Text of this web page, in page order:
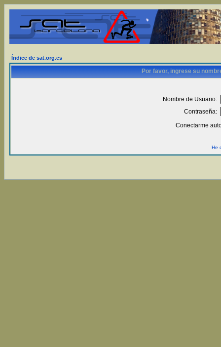
Índice de sat.org.es
Por favor, ingrese su
Nombre de Usuario:
Contraseña:
Conectarme
He